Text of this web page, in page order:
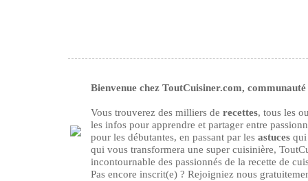
Bienvenue chez ToutCuisiner.com, communauté
Vous trouverez des milliers de recettes, tous les
les infos pour apprendre et partager entre
pour les débutantes, en passant par les astuces qui
qui vous transformera une super cuisinière,
incontournable des passionnés de la recette de
Pas encore inscrit(e) ? Rejoigniez nous